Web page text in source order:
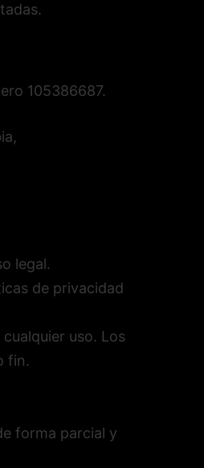
105386687.
legal.
de privacidad
uso. Los
fin.
forma parcial y